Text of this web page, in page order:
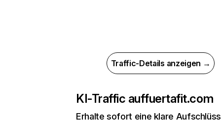
Traffic-Details anzeigen →
KI-Traffic auffuertafit.com
Erhalte sofort eine klare